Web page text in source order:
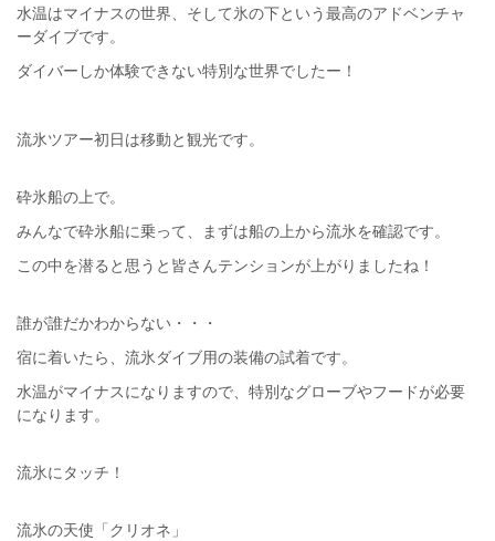
水温はマイナスの世界、そして氷の下という最高のアドベンチャ
ーダイブです。
ダイバーしか体験できない特別な世界でしたー！
流氷ツアー初日は移動と観光です。
砕氷船の上で。
みんなで砕氷船に乗って、まずは船の上から流氷を確認です。
この中を潜ると思うと皆さんテンションが上がりましたね！
誰が誰だかわからない・・・
宿に着いたら、流氷ダイブ用の装備の試着です。
水温がマイナスになりますので、特別なグローブやフードが必要
になります。
流氷にタッチ！
流氷の天使「クリオネ」